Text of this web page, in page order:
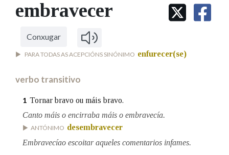
IDENTIDADE CORPORATIVA
MARCIAL DEL ADALID
FIGURAS HOMENAXEADAS
PRIMAVERA DAS LETRAS
Facebook
TwitterYoutubeInstagram
Bluesky
BUSCAR NOS LEMAS
Comeza por
Contén
embravecer
Conxugar
PARA TODAS AS ACEPCIÓNS SINÓNIMO enfurecer(se)
verbo transitivo
1 Tornar bravo ou máis bravo.
Canto máis o encirraba máis o embravecía.
ANTÓNIMO desembravecer
Embravecíao escoitar aqueles comentarios infames.